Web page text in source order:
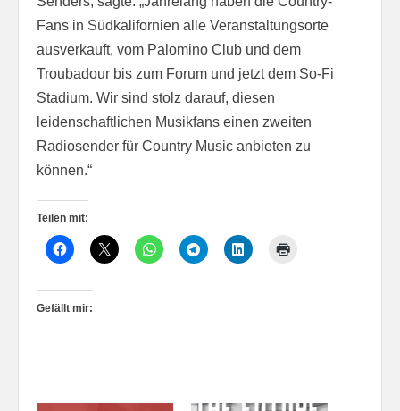
Fans in Südkalifornien alle Veranstaltungsorte
ausverkauft, vom Palomino Club und dem
Troubadour bis zum Forum und jetzt dem So-Fi
Stadium. Wir sind stolz darauf, diesen
leidenschaftlichen Musikfans einen zweiten
Radiosender für Country Music anbieten zu
können.“
Teilen mit:
Gefällt mir: